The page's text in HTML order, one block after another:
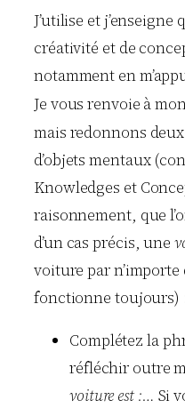
J’utilise et
créativité et de
notamment en
Je vous renvoie à
mais redonnons
d’objets mentaux
Knowledges et
raisonnement, que
d’un cas précis, une
voiture par n’importe
fonctionne toujours)
Complétez la
réfléchir outre
voiture est :… Si